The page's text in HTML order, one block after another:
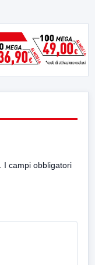
I campi obbligatori